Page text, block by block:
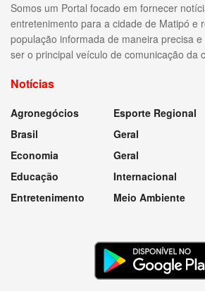
Somos um Portal focado em fornecer
entretenimento para a cidade de Matipó e
população informada de maneira precisa
ser o principal veículo de comunicação da
Notícias
Agronegócios
Brasil
Economia
Educação
Entretenimento
Esporte Regional
Geral
Geral
Internacional
Meio Ambiente